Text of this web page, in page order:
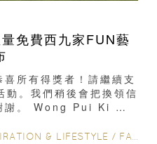
免費西九家FUN藝
所有得獎者！請繼續支
。我們稍後會把換領信
謝。 Wong Pui Ki
& LIFESTYLE / FAMILY FUN